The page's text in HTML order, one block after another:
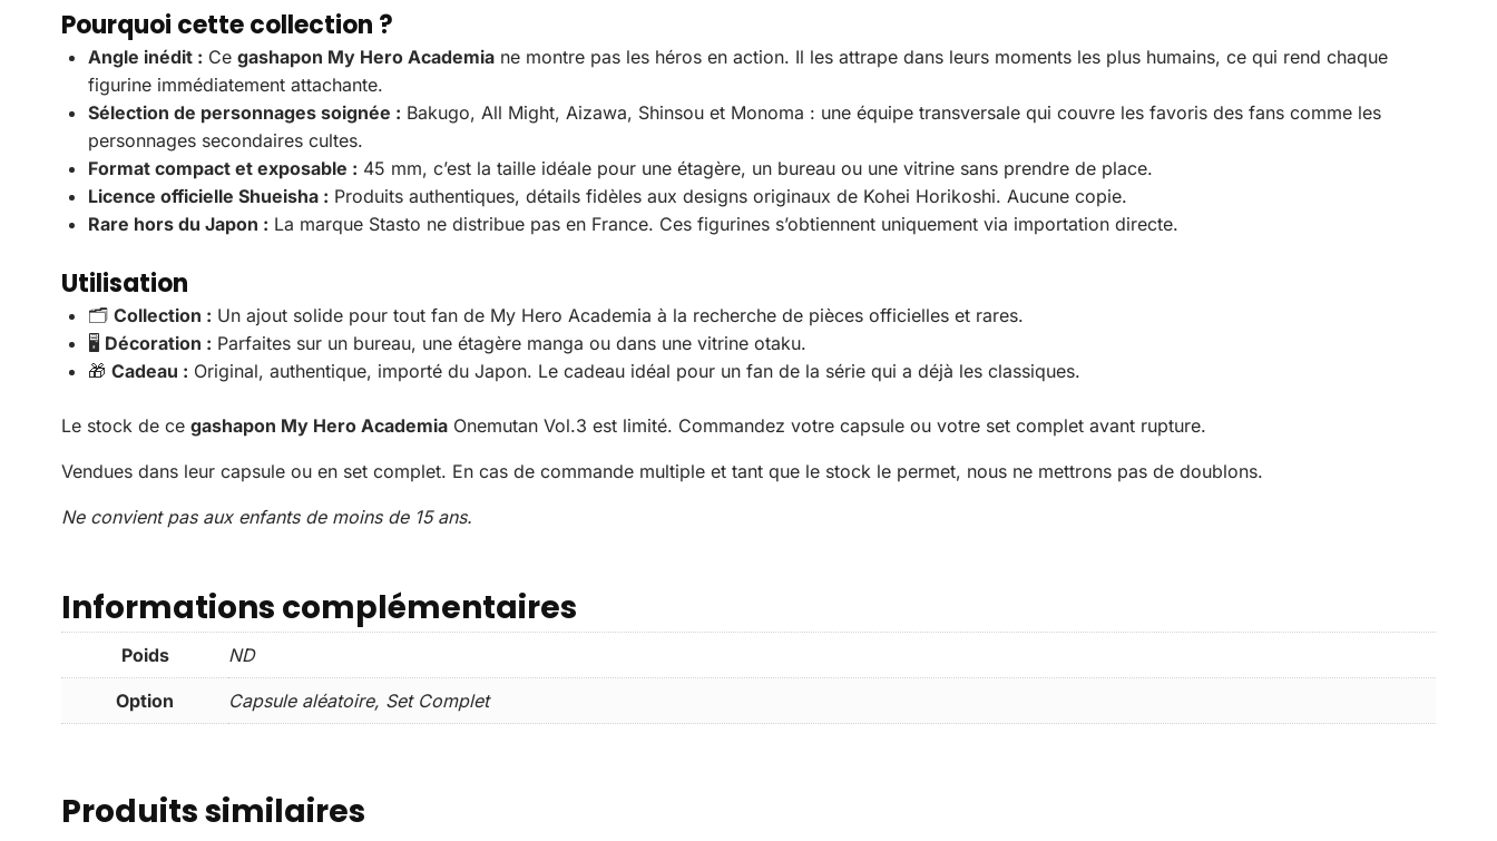
Pourquoi cette collection ?
Angle inédit : Ce gashapon My Hero Academia ne montre pas les héros en action. Il les attrape dans leurs moments les plus humains, ce qui rend chaque
figurine immédiatement attachante.
Sélection de personnages soignée : Bakugo, All Might, Aizawa, Shinsou et Monoma : une équipe transversale qui couvre les favoris des fans comme les
personnages secondaires cultes.
Format compact et exposable : 45 mm, c’est la taille idéale pour une étagère, un bureau ou une vitrine sans prendre de place.
Licence officielle Shueisha : Produits authentiques, détails fidèles aux designs originaux de Kohei Horikoshi. Aucune copie.
Rare hors du Japon : La marque Stasto ne distribue pas en France. Ces figurines s’obtiennent uniquement via importation directe.
Utilisation
🗂️ Collection : Un ajout solide pour tout fan de My Hero Academia à la recherche de pièces officielles et rares.
🖥️ Décoration : Parfaites sur un bureau, une étagère manga ou dans une vitrine otaku.
🎁 Cadeau : Original, authentique, importé du Japon. Le cadeau idéal pour un fan de la série qui a déjà les classiques.
Le stock de ce gashapon My Hero Academia Onemutan Vol.3 est limité. Commandez votre capsule ou votre set complet avant rupture.
Vendues dans leur capsule ou en set complet. En cas de commande multiple et tant que le stock le permet, nous ne mettrons pas de doublons.
Ne convient pas aux enfants de moins de 15 ans.
Informations complémentaires
Poids ND
Option Capsule aléatoire, Set Complet
Produits similaires